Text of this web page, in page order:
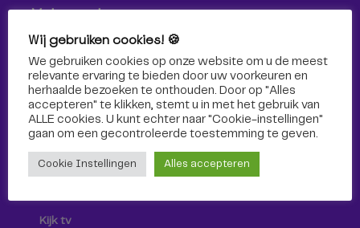
Volg ons!
Volg Omroep Tilburg niet alleen hier, maar ook via social
media!
Kijk tv
Wij gebruiken cookies! 🍪
We gebruiken cookies op onze website om u de meest
relevante ervaring te bieden door uw voorkeuren en
herhaalde bezoeken te onthouden. Door op "Alles
accepteren" te klikken, stemt u in met het gebruik van
ALLE cookies. U kunt echter naar "Cookie-instellingen"
gaan om een ​​gecontroleerde toestemming te geven.
Cookie Instellingen Alles accepteren